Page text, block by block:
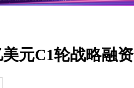
元C1轮战略融资